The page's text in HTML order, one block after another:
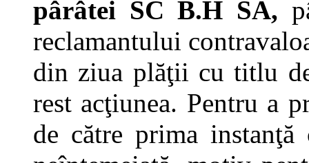
pârâtei SC B.H SA,
reclamantului
din ziua plăţii cu titlu
rest acţiunea. Pentru a
de către prima